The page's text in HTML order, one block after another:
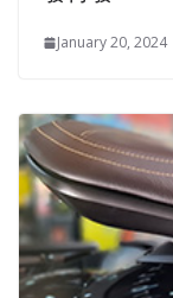
January 20, 2024